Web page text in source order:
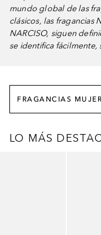
mundo global de las
clásicos, las fragancias
NARCISO, siguen
se identifica
FRAGANCIAS MUJER
LO MÁS